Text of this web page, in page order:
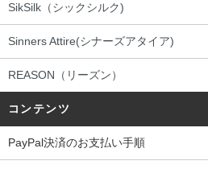
SikSilk（シックシルク)
Sinners Attire(シナーズアタイア)
REASON（リーズン）
コンテンツ
PayPal決済のお支払い手順